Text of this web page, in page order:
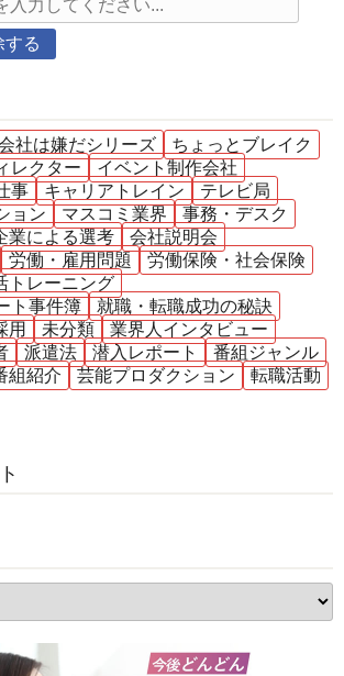
社は嫌だシリーズ
ちょっとブレイク
レクター
イベント制作会社
事
キャリアトレイン
テレビ局
ョン
マスコミ業界
事務・デスク
業による選考
会社説明会
労働・雇用問題
労働保険・社会保険
トレーニング
ト事件簿
就職・転職成功の秘訣
用 未分類
業界人インタビュー
派遣法 潜入レポート
番組ジャンル
組紹介 芸能プロダクション
転職活動